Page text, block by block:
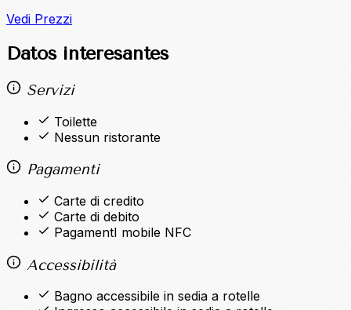
Vedi Prezzi
Datos interesantes
Servizi
Toilette
Nessun ristorante
Pagamenti
Carte di credito
Carte di debito
PagamentI mobile NFC
Accessibilità
Bagno accessibile in sedia a rotelle